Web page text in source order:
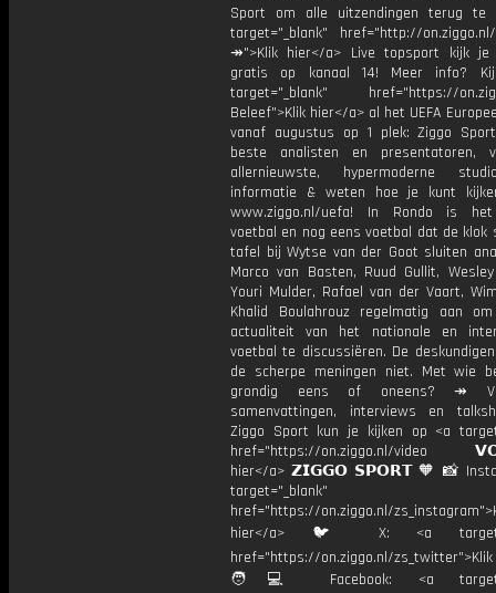
Sport om alle uitzendingen terug te
target="_blank" href="http://
↠">Klik hier</a> Live topsport kijk je
gratis op kanaal 14! Meer info?
target="_blank" href="https://
Beleef">Klik hier</a> al het UEFA
vanaf augustus op 1 plek: Ziggo
beste analisten en presentatoren,
allernieuwste, hypermoderne
informatie & weten hoe je kunt
www.ziggo.nl/uefa! In Rondo is
voetbal en nog eens voetbal dat de klok
tafel bij Wytse van der Goot sluiten
Marco van Basten, Ruud Gullit,
Youri Mulder, Rafael van der Vaart,
Khalid Boulahrouz regelmatig aan
actualiteit van het nationale en
voetbal te discussiëren. De
de scherpe meningen niet. Met wie
grondig eens of oneens? ↠
samenvattingen, interviews en
Ziggo Sport kun je kijken op <a
href="https://on.ziggo.nl/video
hier</a> 𝗭𝗜𝗚𝗚𝗢 𝗦𝗣𝗢𝗥𝗧 🧡 📸
target="_blank"
href="https://on.ziggo.nl/
hier</a> 🐦 X: <a
href="https://on.ziggo.nl/
🧑💻 Facebook: <a